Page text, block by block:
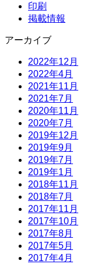
印刷
掲載情報
アーカイブ
2022年12月
2022年4月
2021年11月
2021年7月
2020年11月
2020年7月
2019年12月
2019年9月
2019年7月
2019年1月
2018年11月
2018年7月
2017年11月
2017年10月
2017年8月
2017年5月
2017年4月